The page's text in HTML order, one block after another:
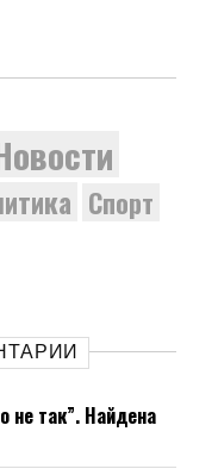
Спорт
не так”. Найдена